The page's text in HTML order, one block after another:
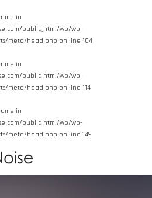
in
public_html/wp/wp-
meta/head.php on line 104
in
public_html/wp/wp-
meta/head.php on line 114
in
public_html/wp/wp-
meta/head.php on line 149